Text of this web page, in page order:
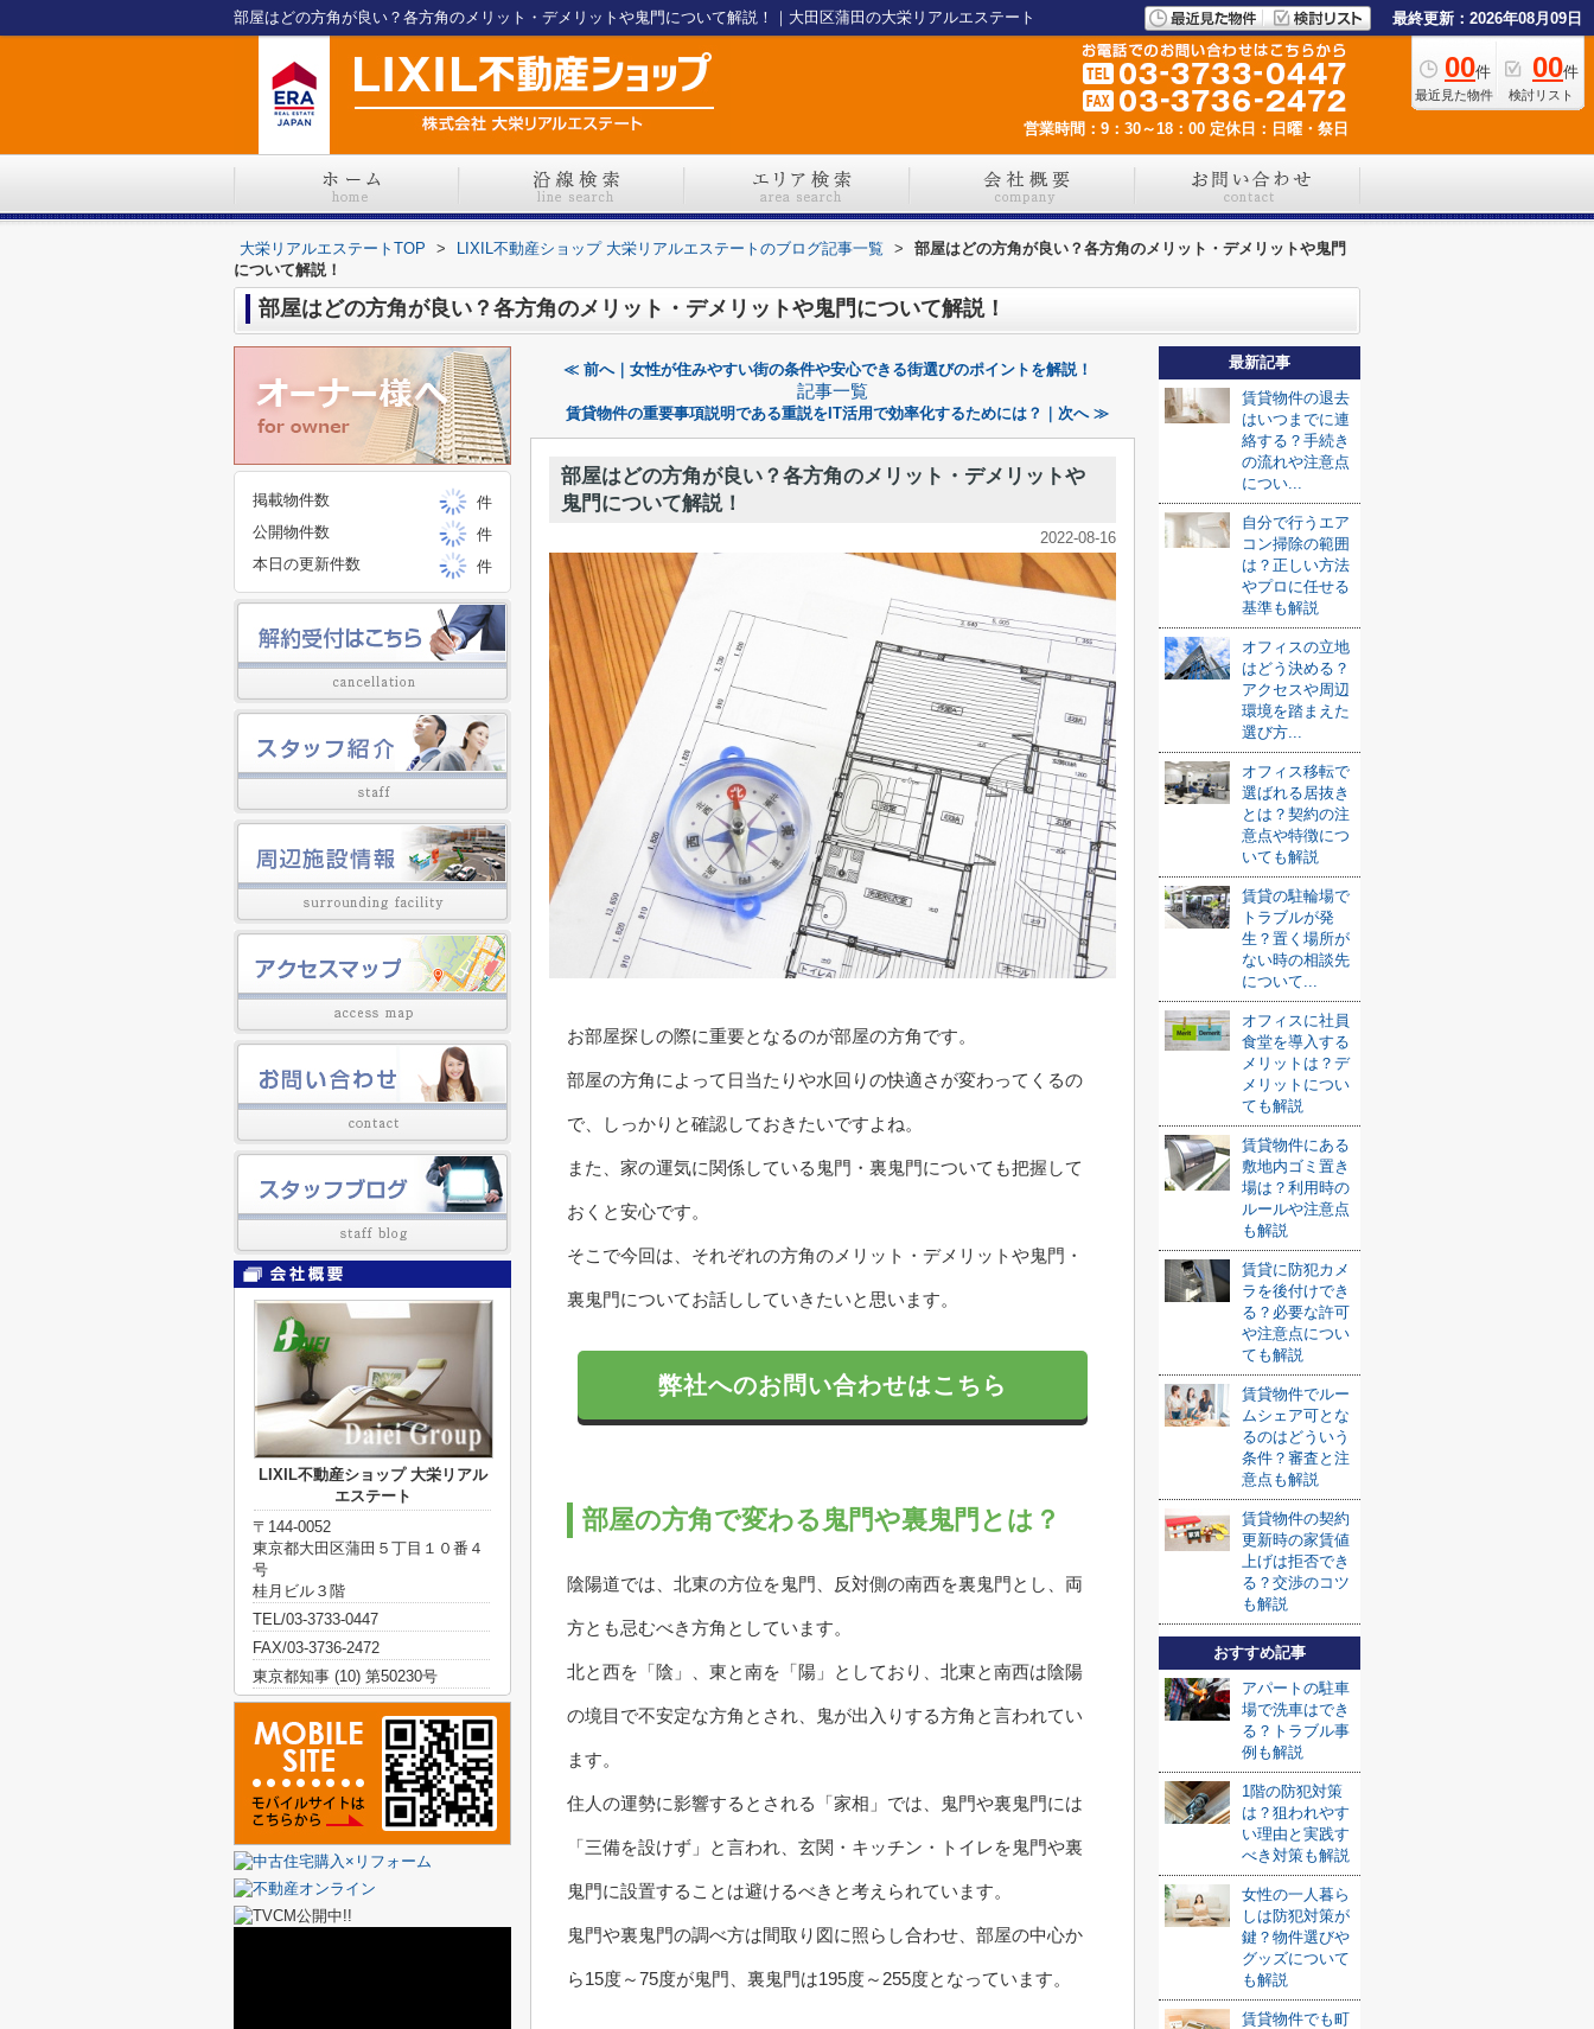
部屋はどの方角が良い？各方角のメリット・デメリットや鬼門について解説！｜大田区蒲田の大栄リアルエステート 最終更新：2026年08月09日
00件
最近見た物件
00件
検討リスト
営業時間：9：30～18：00 定休日：日曜・祭日
大栄リアルエステートTOP > LIXIL不動産ショップ 大栄リアルエステートのブログ記事一覧 >
部屋はどの方角が良い？各方角のメリット・デメリットや鬼門
について解説！
部屋はどの方角が良い？各方角のメリット・デメリットや鬼門について解説！
≪ 前へ｜女性が住みやすい街の条件や安心できる街選びのポイントを解説！
記事一覧
賃貸物件の重要事項説明である重説をIT活用で効率化するためには？｜次へ ≫
部屋はどの方角が良い？各方角のメリット・デメリットや
鬼門について解説！
2022-08-16
お部屋探しの際に重要となるのが部屋の方角です。
部屋の方角によって日当たりや水回りの快適さが変わってくるの
で、しっかりと確認しておきたいですよね。
また、家の運気に関係している鬼門・裏鬼門についても把握して
おくと安心です。
そこで今回は、それぞれの方角のメリット・デメリットや鬼門・
裏鬼門についてお話ししていきたいと思います。
弊社へのお問い合わせはこちら
部屋の方角で変わる鬼門や裏鬼門とは？
陰陽道では、北東の方位を鬼門、反対側の南西を裏鬼門とし、両
方とも忌むべき方角としています。
北と西を「陰」、東と南を「陽」としており、北東と南西は陰陽
の境目で不安定な方角とされ、鬼が出入りする方角と言われてい
ます。
住人の運勢に影響するとされる「家相」では、鬼門や裏鬼門には
「三備を設けず」と言われ、玄関・キッチン・トイレを鬼門や裏
鬼門に設置することは避けるべきと考えられています。
鬼門や裏鬼門の調べ方は間取り図に照らし合わせ、部屋の中心か
ら15度～75度が鬼門、裏鬼門は195度～255度となっています。
最新記事
賃貸物件の退去
はいつまでに連
絡する？手続き
の流れや注意点
につい...
自分で行うエア
コン掃除の範囲
は？正しい方法
やプロに任せる
基準も解説
オフィスの立地
はどう決める？
アクセスや周辺
環境を踏まえた
選び方...
オフィス移転で
選ばれる居抜き
とは？契約の注
意点や特徴につ
いても解説
賃貸の駐輪場で
トラブルが発
生？置く場所が
ない時の相談先
について...
オフィスに社員
食堂を導入する
メリットは？デ
メリットについ
ても解説
賃貸物件にある
敷地内ゴミ置き
場は？利用時の
ルールや注意点
も解説
賃貸に防犯カメ
ラを後付けでき
る？必要な許可
や注意点につい
ても解説
賃貸物件でルー
ムシェア可とな
るのはどういう
条件？審査と注
意点も解説
賃貸物件の契約
更新時の家賃値
上げは拒否でき
る？交渉のコツ
も解説
おすすめ記事
アパートの駐車
場で洗車はでき
る？トラブル事
例も解説
1階の防犯対策
は？狙われやす
い理由と実践す
べき対策も解説
女性の一人暮ら
しは防犯対策が
鍵？物件選びや
グッズについて
も解説
賃貸物件でも町
掲載物件数
件
公開物件数
件
本日の更新件数
件
LIXIL不動産ショップ 大栄リアル
エステート
〒144-0052
東京都大田区蒲田５丁目１０番４
号
桂月ビル３階
TEL/03-3733-0447
FAX/03-3736-2472
東京都知事 (10) 第50230号